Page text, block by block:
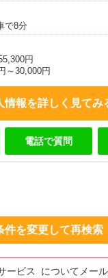
で8分
円
～30,000円
情報を詳しく見てみ
電話で質問
件を変更して再検索
ービス についてメー